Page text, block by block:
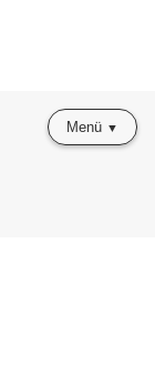
Menü